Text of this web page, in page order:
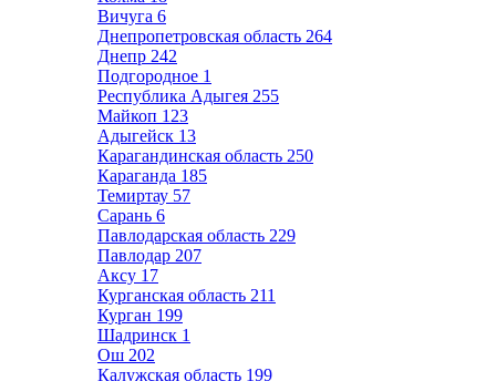
Вичуга 6
Днепропетровская область 264
Днепр 242
Подгородное 1
Республика Адыгея 255
Майкоп 123
Адыгейск 13
Карагандинская область 250
Караганда 185
Темиртау 57
Сарань 6
Павлодарская область 229
Павлодар 207
Аксу 17
Курганская область 211
Курган 199
Шадринск 1
Ош 202
Калужская область 199